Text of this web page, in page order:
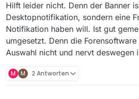
Hilft leider nicht. Denn der Banner
Desktopnotifikation, sondern eine
Notifikation haben will. Ist gut
umgesetzt. Denn die
Auswahl nicht und nervt deswegen
M M 2 Antworten